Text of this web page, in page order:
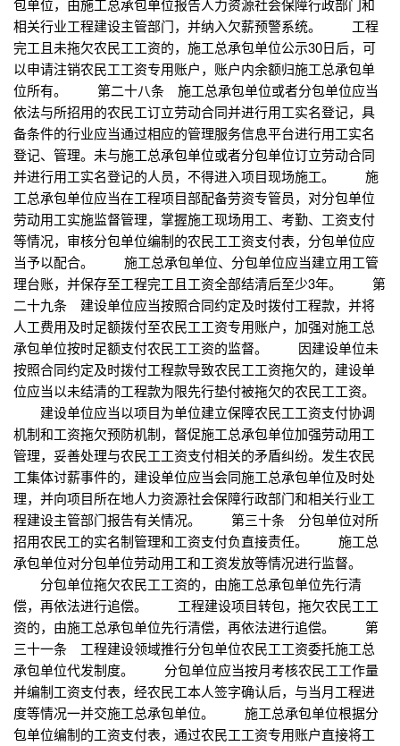
包单位，由施工总承包单位报告人力资源社会保障行政部门和
相关行业工程建设主管部门，并纳入欠薪预警系统。 工程
完工且未拖欠农民工工资的，施工总承包单位公示30日后，可
以申请注销农民工工资专用账户，账户内余额归施工总承包单
位所有。 第二十八条 施工总承包单位或者分包单位应当
依法与所招用的农民工订立劳动合同并进行用工实名登记，具
备条件的行业应当通过相应的管理服务信息平台进行用工实名
登记、管理。未与施工总承包单位或者分包单位订立劳动合同
并进行用工实名登记的人员，不得进入项目现场施工。 施
工总承包单位应当在工程项目部配备劳资专管员，对分包单位
劳动用工实施监督管理，掌握施工现场用工、考勤、工资支付
等情况，审核分包单位编制的农民工工资支付表，分包单位应
当予以配合。 施工总承包单位、分包单位应当建立用工管
理台账，并保存至工程完工且工资全部结清后至少3年。 第
二十九条 建设单位应当按照合同约定及时拨付工程款，并将
人工费用及时足额拨付至农民工工资专用账户，加强对施工总
承包单位按时足额支付农民工工资的监督。 因建设单位未
按照合同约定及时拨付工程款导致农民工工资拖欠的，建设单
位应当以未结清的工程款为限先行垫付被拖欠的农民工工资。
建设单位应当以项目为单位建立保障农民工工资支付协调
机制和工资拖欠预防机制，督促施工总承包单位加强劳动用工
管理，妥善处理与农民工工资支付相关的矛盾纠纷。发生农民
工集体讨薪事件的，建设单位应当会同施工总承包单位及时处
理，并向项目所在地人力资源社会保障行政部门和相关行业工
程建设主管部门报告有关情况。 第三十条 分包单位对所
招用农民工的实名制管理和工资支付负直接责任。 施工总
承包单位对分包单位劳动用工和工资发放等情况进行监督。
分包单位拖欠农民工工资的，由施工总承包单位先行清
偿，再依法进行追偿。 工程建设项目转包，拖欠农民工工
资的，由施工总承包单位先行清偿，再依法进行追偿。 第
三十一条 工程建设领域推行分包单位农民工工资委托施工总
承包单位代发制度。 分包单位应当按月考核农民工工作量
并编制工资支付表，经农民工本人签字确认后，与当月工程进
度等情况一并交施工总承包单位。 施工总承包单位根据分
包单位编制的工资支付表，通过农民工工资专用账户直接将工